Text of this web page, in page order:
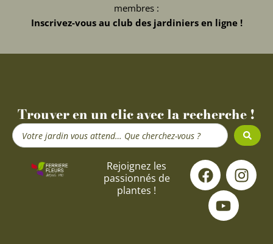
membres :
Inscrivez-vous au club des jardiniers en ligne !
Trouver en un clic avec la recherche !
Search
...
Rejoignez les
passionnés de
plantes !
F
a
c
e
I
n
s
Y
o
u
t
u